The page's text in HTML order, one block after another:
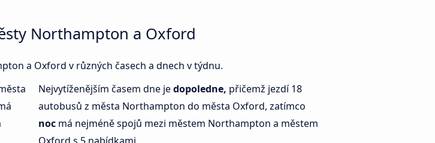
Northampton a Oxford
a Oxford v různých časech a dnech v týdnu.
Nejvytíženějším časem dne jedopoledne, přičemž jezdí 18
autobusů z města Northampton do města Oxford, zatímco
noc má nejméně spojů mezi městem Northampton a městem